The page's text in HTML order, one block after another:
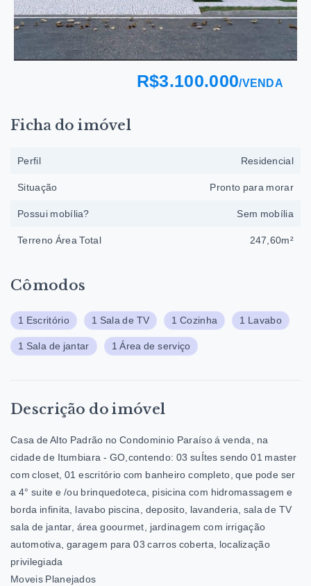
R$3.100.000/VENDA
Cômodos
1 Escritório 1 Sala de TV 1 Cozinha 1 Lavabo
1 Sala de jantar 1 Área de serviço
Descrição do imóvel
Casa de Alto Padrão no Condominio Paraíso á venda, na
cidade de Itumbiara - GO,contendo: 03 suÍtes sendo 01 master
com closet, 01 escritório com banheiro completo, que pode ser
a 4° suite e /ou brinquedoteca, pisicina com hidromassagem e
borda infinita, lavabo piscina, deposito, lavanderia, sala de TV
sala de jantar, área goourmet, jardinagem com irrigação
automotiva, garagem para 03 carros coberta, localização
privilegiada
Moveis Planejados
Ficha do imóvel
Perfil Residencial
Situação Pronto para morar
Possui mobília? Sem mobília
Terreno Área Total 247,60m²